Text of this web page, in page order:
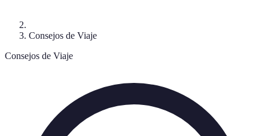
Consejos de Viaje
Consejos de Viaje